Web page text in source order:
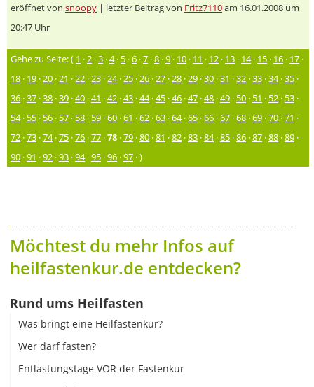
eröffnet von snoopy | letzter Beitrag von Fritz7110am 16.01.2008 um
20:47 Uhr
Gehe zu Seite: ( 1 ·2 ·3 ·4· 5 ·6 ·7 ·8 ·9 · 10 · 11 · 12 · 13 · 14· 15 · 16 · 17 ·
18 · 19 ·20 ·21 ·22 ·23 ·24·25 ·26 ·27 ·28 ·29 ·30 ·31 ·32 ·33 ·34·35 ·
36 ·37 ·38 ·39 ·40 ·41 ·42 ·43 ·44·45 ·46 ·47 ·48 ·49 · 50 · 51 · 52 · 53 ·
54· 55 · 56 · 57 · 58 · 59 ·60 ·61 ·62 ·63 ·64·65 ·66 ·67 ·68 ·69 ·70 ·71 ·
72 ·73 ·74·75 ·76 ·77 ·78 ·79 ·80 ·81 ·82 ·83 ·84·85 ·86 ·87 ·88 ·89 ·
90 ·91 ·92 ·93 ·94·95 ·96 ·97 · )
Möchtest du mehr Infos auf
heilfastenkur.de entdecken?
Rund ums Heilfasten
Was bringt eine Heilfastenkur?
Wer darf fasten?
Entlastungstage VOR der Fastenkur